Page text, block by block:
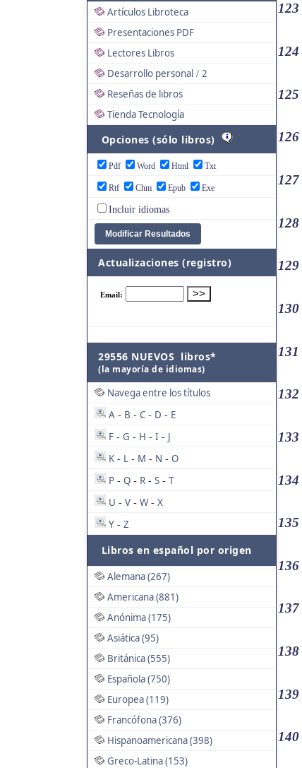
Artículos Libroteca
Presentaciones PDF
Lectores Libros
Desarrollo personal / 2
Reseñas de libros
Tienda Tecnología
Opciones (sólo libros)
Pdf Word Html Txt
Rtf Chm Epub Exe
Incluir idiomas
Actualizaciones (registro)
29556 NUEVOS libros*
(la mayoría de idiomas)
Navega entre los títulos
A - B - C - D - E
F - G - H - I - J
K - L - M - N - O
P - Q - R - S - T
U - V - W - X
Y - Z
Libros en español por origen
Alemana (267)
Americana (881)
Anónima (175)
Asiática (95)
Británica (555)
Española (750)
Europea (119)
Francófona (376)
Hispanoamericana (398)
Greco-Latina (153)
123
124
125
126
127
128
129
130
131
132
133
134
135
136
137
138
139
140